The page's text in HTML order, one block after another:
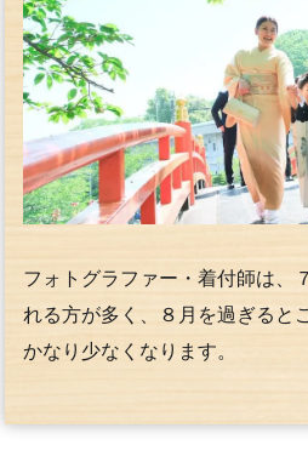
フォトグラファー・着付師は、
れる方が多く、８月を過ぎると
かなり少なくなります。